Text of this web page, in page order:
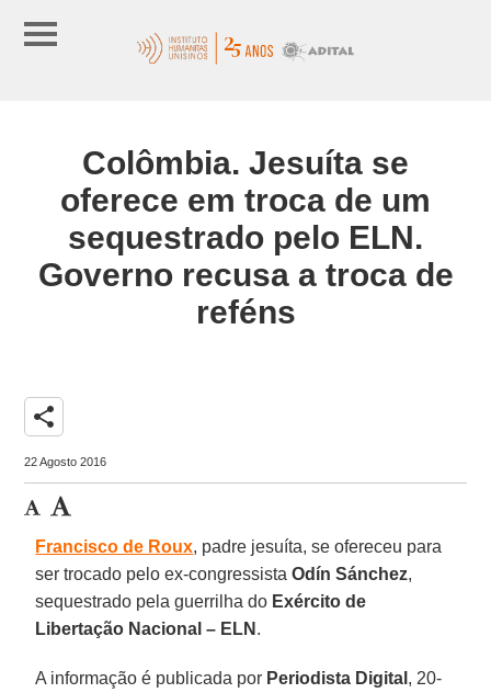
Colômbia. Jesuíta se
oferece em troca de um
sequestrado pelo ELN.
Governo recusa a troca de
reféns
share
22 Agosto 2016
Francisco de Roux, padre jesuíta, se ofereceu para
ser trocado pelo ex-congressistaOdín Sánchez,
sequestrado pela guerrilha do Exército de
Libertação Nacional – ELN .
A informação é publicada por Periodista Digital , 20-